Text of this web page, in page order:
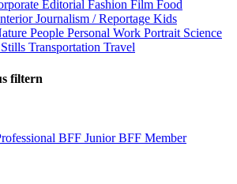
Editorial Fashion Film Food
Journalism / Reportage Kids
People Personal Work Portrait Science
Stills Transportation Travel
filtern
BFF JuniorBFF Member